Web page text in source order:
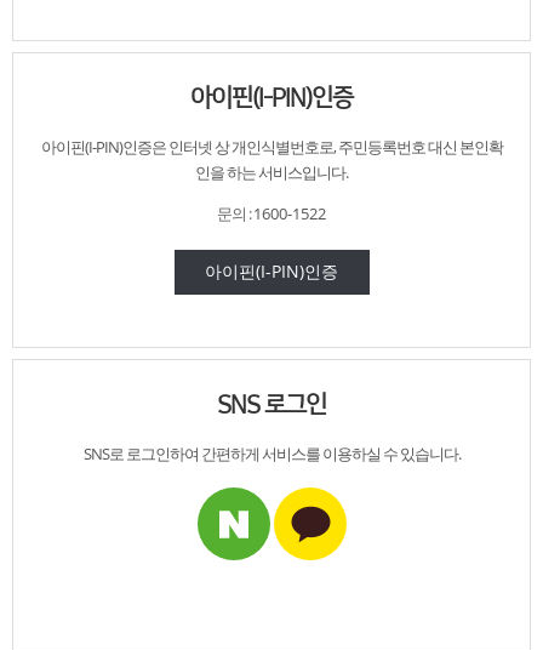
아이핀(I-PIN)인증
아이핀(I-PIN)인증은 인터넷 상 개인식별번호로,주민등록번호 대신 본인확
인을 하는 서비스입니다.
문의 :1600-1522
아이핀(I-PIN)인증
SNS 로그인
SNS로 로그인하여 간편하게 서비스를이용하실 수 있습니다.